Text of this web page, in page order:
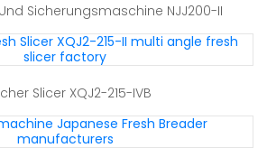
Sicherungsmaschine NJJ200-II
Slicer XQJ2-215-IVB